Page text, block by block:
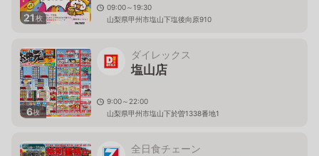
21枚
09:00～19:30
山梨県甲州市塩山下塩後向原910
6枚
ダイレックス
塩山店
9:00～22:00
山梨県甲州市塩山下於曽1338番地1
全日食チェーン